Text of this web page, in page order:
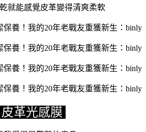
就能感覺皮革變得清爽柔軟
皮革光感膜